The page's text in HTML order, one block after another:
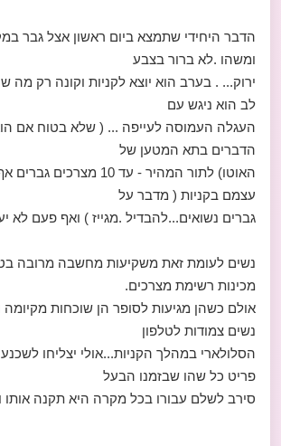
הדבר היחידי שתמצא ביום ראשון אצל גבר
ומשהו .לא ברור בצבע
ירוק... . בערב הוא יוצא לקניות וקונה רק מה
לב הוא ניגש עם
העגלה העמוסה לעייפה ... ( שלא בטוח אם
הדברים בתא המטען של
האוטו) לתור המהיר - עד 10
עצמם בקניות ( מדבר על
גברים נשואים...להבדיל .מגייז ) ואף פעם לא
נשים לעומת זאת משקיעות מחשבה מרובה
מכינות רשימת מצרכים.
אולם כשהן מגיעות לסופר הן שוכחות מקיומה
נשים צמודות לטלפון
הסלולארי במהלך הקניות...אולי יצליחו
פריט כל שהו שבזמנו הבעל
סירב לשלם עבורו בכל מקרה היא תקנה אותו